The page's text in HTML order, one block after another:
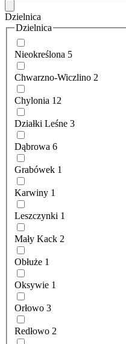
Dzielnica
Dzielnica
Nieokreślona 5
Chwarzno-Wiczlino 2
Chylonia 12
Działki Leśne 3
Dąbrowa 6
Grabówek 1
Karwiny 1
Leszczynki 1
Mały Kack 2
Obłuże 1
Oksywie 1
Orłowo 3
Redłowo 2